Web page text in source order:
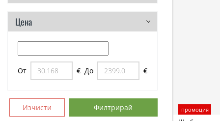
Цена
От € До €
Изчисти Филтрирай промоция